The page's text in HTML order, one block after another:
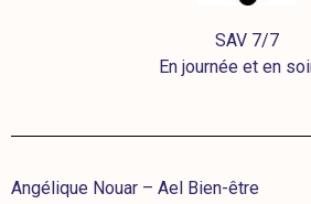
SAV 7/7
En journée et en
Angélique Nouar – Ael Bien-être